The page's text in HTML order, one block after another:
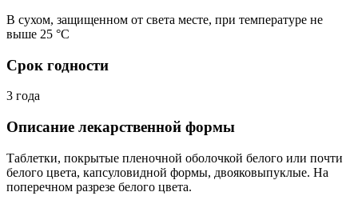
В сухом, защищенном от света месте, при температуре не
выше 25 °C
Срок годности
3 года
Описание лекарственной формы
Таблетки, покрытые пленочной оболочкой белого или почти
белого цвета, капсуловидной формы, двояковыпуклые. На
поперечном разрезе белого цвета.